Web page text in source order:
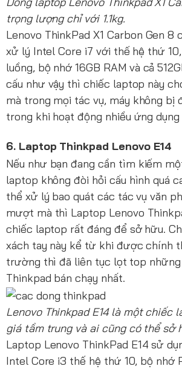
trọng lượng chỉ với 1.1kg.
Lenovo ThinkPad X1 Carbon Gen 8
xử lý Intel Core i7 với thế hệ thứ
luồng, bộ nhớ 16GB RAM và cả
cấu như vậy thì chiếc laptop này
mà trong mọi tác vụ, máy không bị
trong khi hoạt động nhiều ứng
6. Laptop Thinkpad Lenovo E14
Nếu như bạn đang cần tìm kiếm
laptop không đòi hỏi cấu hình quá
thể xử lý bao quát các tác vụ văn
mượt mà thì Laptop Lenovo
chiếc laptop rất đáng để sở hữu.
xách tay này kể từ khi được chính
trường thì đã liên tục lọt top
Thinkpad bán chạy nhất.
Lenovo Thinkpad E14 là một chiếc
giá tầm trung và ai cũng có thể sở
Laptop Lenovo ThinkPad E14 sử
Intel Core i3 thế hệ thứ 10, bộ nhớ